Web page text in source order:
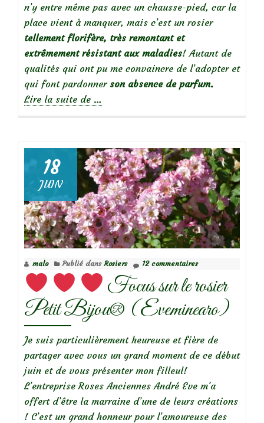
n’y entre même pas avec un chausse-pied, car la
place vient à manquer, mais c’est un rosier
tellement florifère, très remontant et
extrêmement résistant aux maladies! Autant de
qualités qui ont pu me convaincre de l’adopter et
qui font pardonner son absence de parfum.
Lire la suite de
Focus
sur
le
rosier
Robert
Louis
Stevenson
…
18
JUIN
malo Publié dans Rosiers 12 commentaires
Focus sur le rosier
Petit Bijou® (Eveminearo)
Je suis particulièrement heureuse et fière de
partager avec vous un grand moment de ce début
juin et de vous présenter mon filleul!
L’entreprise Roses Anciennes André Eve m’a
offert d’être la marraine d’une de leurs créations
! C’est un grand honneur pour l’amoureuse des